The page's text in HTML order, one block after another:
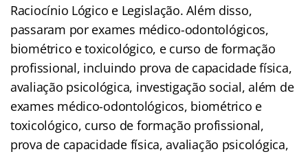
Raciocínio Lógico e Legislação. Além disso,
passaram por exames médico-odontológicos,
biométrico e toxicológico, e curso de formação
profissional, incluindo prova de capacidade física,
avaliação psicológica, investigação social, além de
exames médico-odontológicos, biométrico e
toxicológico, curso de formação profissional,
prova de capacidade física, avaliação psicológica,